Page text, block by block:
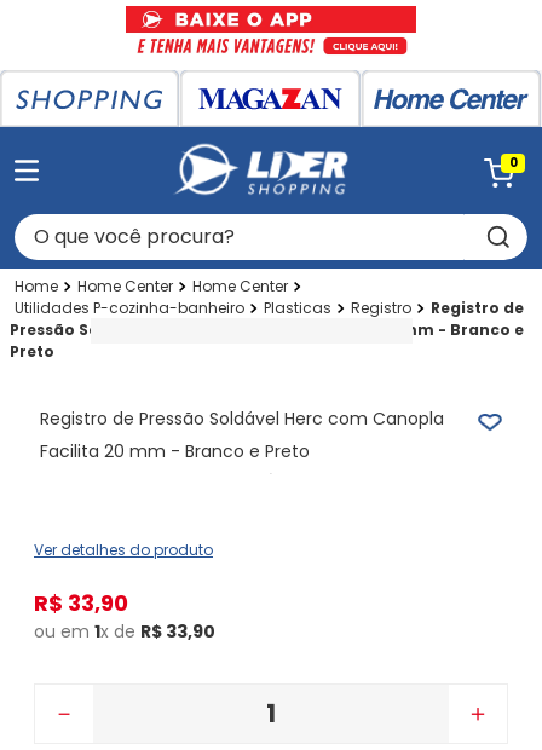
0
O que você procura?
Home Center
Home Center
Utilidades P-cozinha-banheiro
Plasticas Registro
Registro de
Pressão Soldável Herc com Canopla Facilita 20 mm - Branco e
Preto
Registro de Pressão Soldável Herc com Canopla
Facilita 20 mm - Branco e Preto
Ver detalhes do produto
R$ 33,90
ou em 1x de R$ 33,90
＋
－